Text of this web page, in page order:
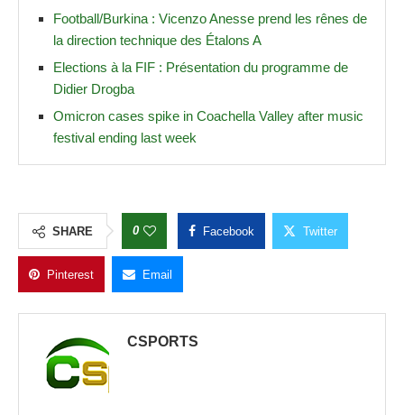
Football/Burkina : Vicenzo Anesse prend les rênes de
la direction technique des Étalons A
Elections à la FIF : Présentation du programme de
Didier Drogba
Omicron cases spike in Coachella Valley after music
festival ending last week
SHARE 0 Facebook Twitter
Pinterest Email
CSPORTS